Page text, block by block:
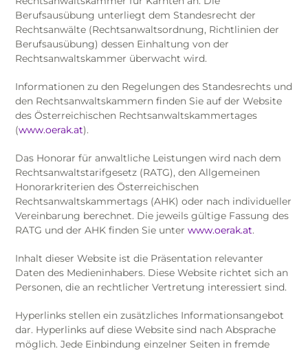
Berufsausübung unterliegt dem Standesrecht der
Rechtsanwälte (Rechtsanwaltsordnung, Richtlinien der
Berufsausübung) dessen Einhaltung von der
Rechtsanwaltskammer überwacht wird.
Informationen zu den Regelungen des Standesrechts und
den Rechtsanwaltskammern finden Sie auf der Website
des Österreichischen Rechtsanwaltskammertages
(www.oerak.at).
Das Honorar für anwaltliche Leistungen wird nach dem
Rechtsanwaltstarifgesetz (RATG), den Allgemeinen
Honorarkriterien des Österreichischen
Rechtsanwaltskammertags (AHK) oder nach individueller
Vereinbarung berechnet. Die jeweils gültige Fassung des
RATG und der AHK finden Sie unterwww.oerak.at.
Inhalt dieser Website ist die Präsentation relevanter
Daten des Medieninhabers. Diese Website richtet sich an
Personen, die an rechtlicher Vertretung interessiert sind.
Hyperlinks stellen ein zusätzliches Informationsangebot
dar. Hyperlinks auf diese Website sind nach Absprache
möglich. Jede Einbindung einzelner Seiten in fremde